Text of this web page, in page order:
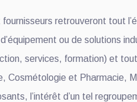
retrouveront tout
ou de solutions
services, formation) et
Cosmétologie et Pharmacie,
l’intérêt d’un tel